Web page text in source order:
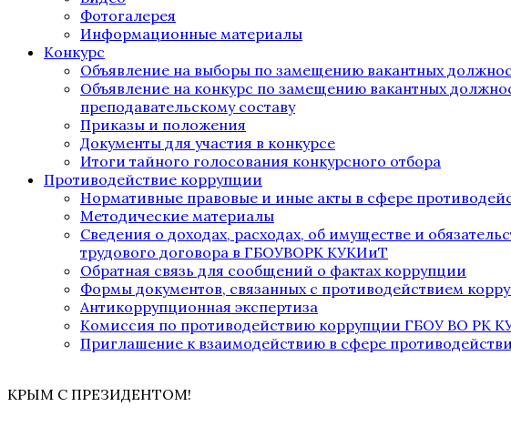
Фотогалерея
Информационные материалы
Конкурс
Объявление на выборы по замещению вакантных
Объявление на конкурс по замещению вакантных
преподавательскому составу
Приказы и положения
Документы для участия в конкурсе
Итоги тайного голосования конкурсного отбора
Противодействие коррупции
Нормативные правовые и иные акты в сфере
Методические материалы
Сведения о доходах, расходах, об имуществе и
трудового договора в ГБОУВОРК КУКИиТ
Обратная связь для сообщений о фактах коррупции
Формы документов, связанных с противодействием
Антикоррупционная экспертиза
Комиссия по противодействию коррупции ГБОУ ВО РК
Приглашение к взаимодействию в сфере
КРЫМ С ПРЕЗИДЕНТОМ!